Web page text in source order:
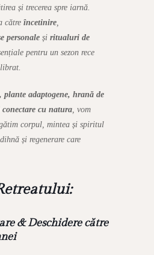
și trecerea spre iarnă.
către încetinire,
personale și ritualuri de
pentru un sezon rece
plante adaptogene, hrană de
conectare cu natura, vom
corpul, mintea și spiritul
și regenerare care
& Deschidere către